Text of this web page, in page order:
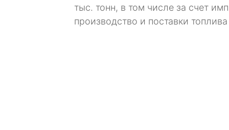
тыс. тонн, в том числе за счет
производство и поставки